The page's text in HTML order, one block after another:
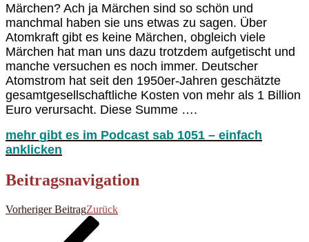
Märchen? Ach ja Märchen sind so schön und
manchmal haben sie uns etwas zu sagen. Über
Atomkraft gibt es keine Märchen, obgleich viele
Märchen hat man uns dazu trotzdem aufgetischt und
manche versuchen es noch immer. Deutscher
Atomstrom hat seit den 1950er-Jahren geschätzte
gesamtgesellschaftliche Kosten von mehr als 1 Billion
Euro verursacht. Diese Summe ….
mehr gibt es im Podcast sab 1051 – einfach
anklicken
Beitragsnavigation
Vorheriger BeitragZurück